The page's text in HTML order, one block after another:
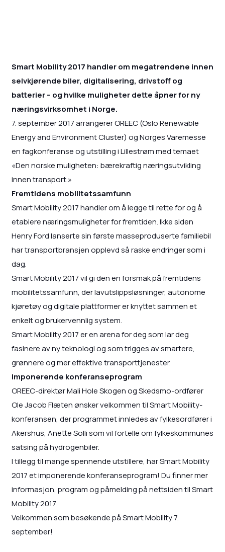
Smart Mobility 2017 handler om megatrendene innen
selvkjørende biler, digitalisering, drivstoff og
batterier – og hvilke muligheter dette åpner for ny
næringsvirksomhet i Norge.
7. september 2017 arrangerer OREEC (Oslo Renewable
Energy and Environment Cluster) og Norges Varemesse
en fagkonferanse og utstilling i Lillestrøm med temaet
«Den norske muligheten: bærekraftig næringsutvikling
innen transport.»
Fremtidens mobilitetssamfunn
Smart Mobility 2017 handler om å legge til rette for og å
etablere næringsmuligheter for fremtiden. Ikke siden
Henry Ford lanserte sin første masseproduserte familiebil
har transportbransjen opplevd så raske endringer som i
dag.
Smart Mobility 2017 vil gi den en forsmak på fremtidens
mobilitetssamfunn, der lavutslippsløsninger, autonome
kjøretøy og digitale plattformer er knyttet sammen et
enkelt og brukervennlig system.
Smart Mobility 2017 er en arena for deg som lar deg
fasinere av ny teknologi og som trigges av smartere,
grønnere og mer effektive transporttjenester.
Imponerende konferanseprogram
OREEC-direktør Mali Hole Skogen og Skedsmo-ordfører
Ole Jacob Flæten ønsker velkommen til Smart Mobility-
konferansen, der programmet innledes av fylkesordfører i
Akershus, Anette Solli som vil fortelle om fylkeskommunes
satsing på hydrogenbiler.
I tillegg til mange spennende utstillere, har Smart Mobility
2017 et imponerende konferanseprogram! Du finner mer
informasjon, program og påmelding på nettsiden til Smart
Mobility 2017
Velkommen som besøkende på Smart Mobility 7.
september!